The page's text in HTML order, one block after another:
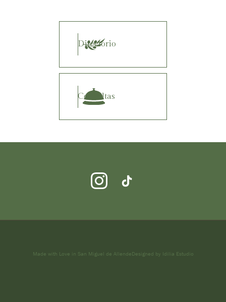
Directorio
Consultas
Made with Love in San Miguel de AllendeDesigned by Idilia Estudio